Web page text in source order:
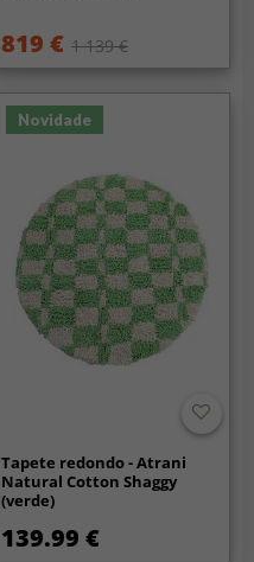
819 € 1 139 €
Novidade
Tapete redondo - Atrani
Natural Cotton Shaggy
(verde)
139.99 €